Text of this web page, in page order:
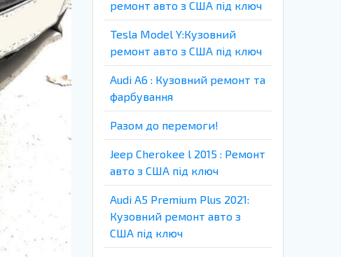
ремонт авто з США під ключ
Tesla Model Y:Кузовний
ремонт авто з США під ключ
Audi A6 : Кузовний ремонт та
фарбування
Разом до перемоги!
Jeep Cherokee l 2015 : Ремонт
авто з США під ключ
Audi A5 Premium Plus 2021:
Кузовний ремонт авто з
США під ключ